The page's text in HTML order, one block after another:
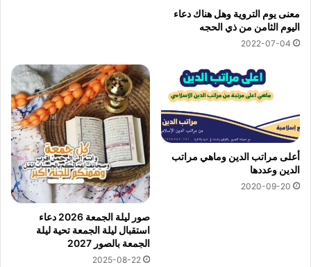
معنى يوم التروية وهل هناك دعاء
اليوم الثامن من ذي الحجه
2022-07-04
أعلى مراتب الدين وماهي مراتب
الدين وعددها
2020-09-20
صور ليلة الجمعة 2026 دعاء
استقبال ليلة الجمعة تحية ليلة
الجمعة بالصور 2027
2025-08-22